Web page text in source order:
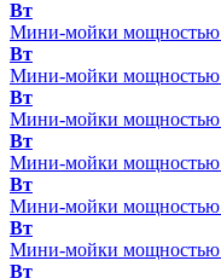
Вт
Мини-мойки мощностью
Вт
Мини-мойки мощностью
Вт
Мини-мойки мощностью
Вт
Мини-мойки мощностью
Вт
Мини-мойки мощностью
Вт
Мини-мойки мощностью
Вт